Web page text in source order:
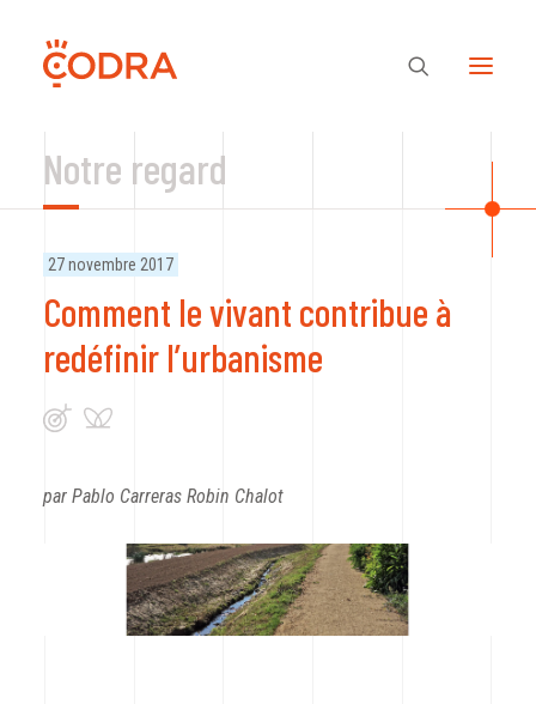
Des valeurs, une équipe
Nos savoir-faire
Notre regard
CODRA recrute
Notre regard
27 novembre 2017
Comment le vivant contribue à
redéfinir l’urbanisme
par Pablo Carreras Robin Chalot